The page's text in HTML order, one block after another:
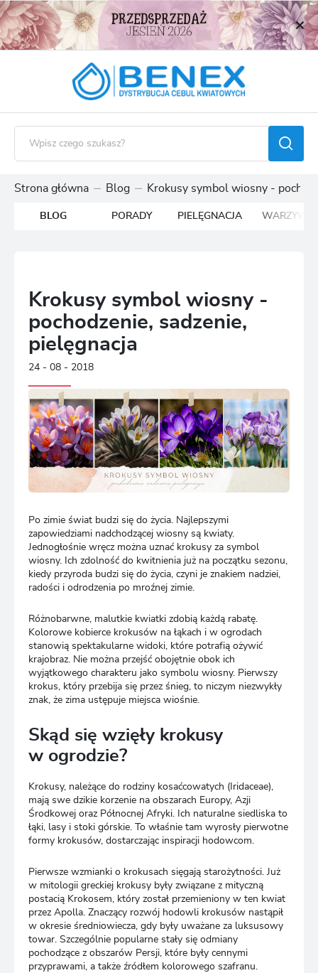
Strona główna Blog Krokusy symbol wiosny -
BLOG PORADY PIELĘGNACJA WARZYWA
Krokusy symbol wiosny -
pochodzenie, sadzenie,
pielęgnacja
24 - 08 - 2018
Po zimie świat budzi się do życia. Najlepszymi
zapowiedziami nadchodzącej wiosny są kwiaty.
Jednogłośnie wręcz można uznać krokusy za symbol
wiosny. Ich zdolność do kwitnienia już na początku sezonu,
kiedy przyroda budzi się do życia, czyni je znakiem nadziei,
radości i odrodzenia po mroźnej zimie.
Różnobarwne, malutkie kwiatki zdobią każdą rabatę.
Kolorowe kobierce krokusów na łąkach i w ogrodach
stanowią spektakularne widoki, które potrafią ożywić
krajobraz. Nie można przejść obojętnie obok ich
wyjątkowego charakteru jako symbolu wiosny. Pierwszy
krokus, który przebija się przez śnieg, to niczym niezwykły
znak, że zima ustępuje miejsca wiośnie.
Skąd się wzięły krokusy
w ogrodzie?
Krokusy, należące do rodziny kosaćcowatych (Iridaceae),
mają swe dzikie korzenie na obszarach Europy, Azji
Środkowej oraz Północnej Afryki. Ich naturalne siedliska to
łąki, lasy i stoki górskie. To właśnie tam wyrosły pierwotne
formy krokusów, dostarczając inspiracji hodowcom.
Pierwsze wzmianki o krokusach sięgają starożytności. Już
w mitologii greckiej krokusy były związane z mityczną
postacią Krokosem, który został przemieniony w ten kwiat
przez Apolla. Znaczący rozwój hodowli krokusów nastąpił
w okresie średniowiecza, gdy były uważane za luksusowy
towar. Szczególnie popularne stały się odmiany
pochodzące z obszarów Persji, które były cennymi
przyprawami, a także źródłem kolorowego szafranu.
USTAWIENIA REGIONALNE
Język
Waluta